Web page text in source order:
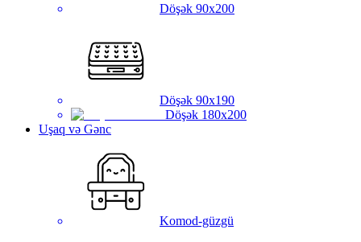
Döşək 90x200
Döşək 90x190
Döşək 180x200
Uşaq və Gənc
Komod-güzgü